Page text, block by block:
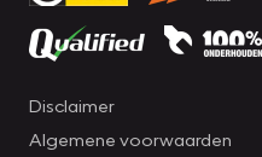
Disclaimer
Algemene voorwaarden